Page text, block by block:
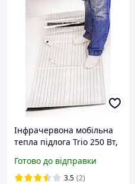
Інфрачервона мобільна
тепла підлога Trio 250 Вт,
(Niz00320)
Готово до відправки
3.5 (2)